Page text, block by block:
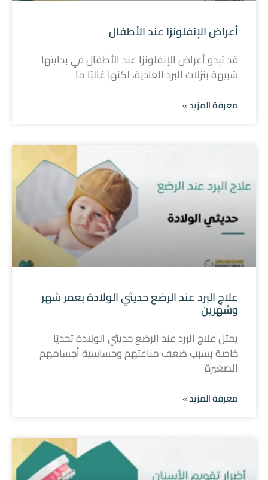
أعراض الإنفلونزا عند الأطفال
قد تبدو أعراض الإنفلونزا عند الأطفال في بدايتها
شبيهة بنزلات البرد العادية، لكنها غالبًا ما
معرفة المزيد »
علاج البرد عند الرضع حديثي الولادة بعمر شهر
وشهرين
يمثل علاج البرد عند الرضع حديثي الولادة تحديًا
خاصة بسبب ضعف مناعتهم وحساسية أجسامهم
الصغيرة
معرفة المزيد »